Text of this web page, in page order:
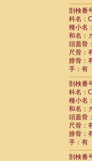
剖検番
科名：
種小名：
和名：
頭蓋骨
尺骨：
腓骨：
手：有
剖検番
科名：
種小名：
和名：
頭蓋骨
尺骨：
腓骨：
手：有
剖検番